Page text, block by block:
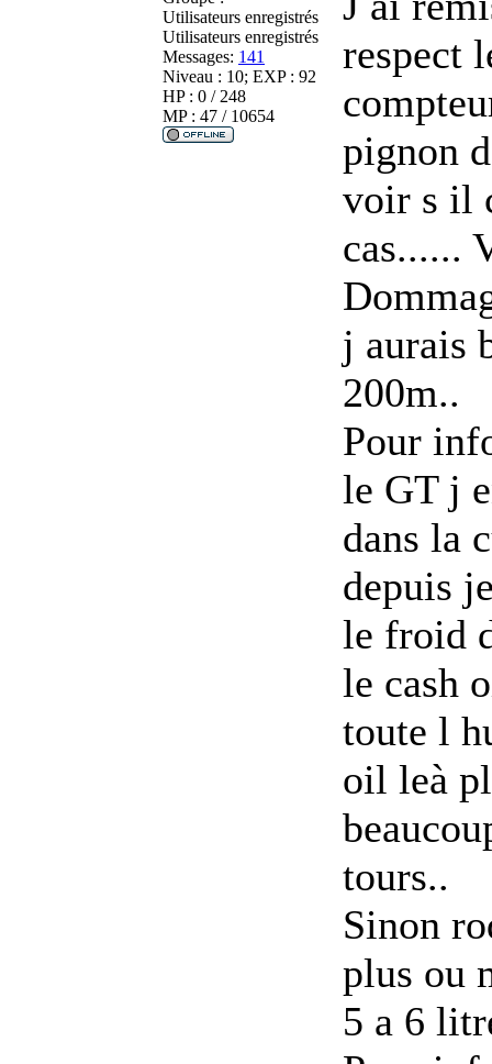
Utilisateurs enregistrés
Utilisateurs enregistrés
Messages: 141
Niveau : 10; EXP : 92
HP : 0 / 248
MP : 47 / 10654
respect
pignon
voir s il
cas......
j aurais
200m..
Pour
le GT j
dans la
depuis
le froid
le cash
toute l
oil leà
tours..
Sinon
plus ou
5 a 6